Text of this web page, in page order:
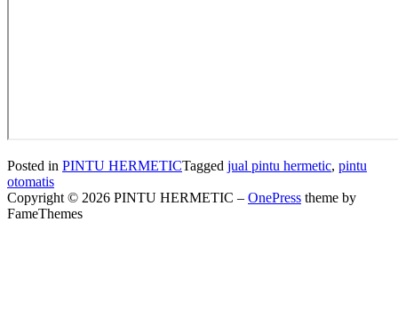
Posted in PINTU HERMETICTagged jual pintu hermetic, pintu
otomatis
Copyright © 2026 PINTU HERMETIC – OnePress theme by
FameThemes